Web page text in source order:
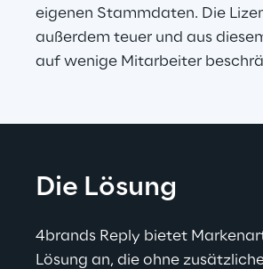
eigenen Stammdaten. Die
außerdem teuer und aus
auf wenige Mitarbeiter
Die Lösung
4brands Reply bietet
Lösung an, die ohne